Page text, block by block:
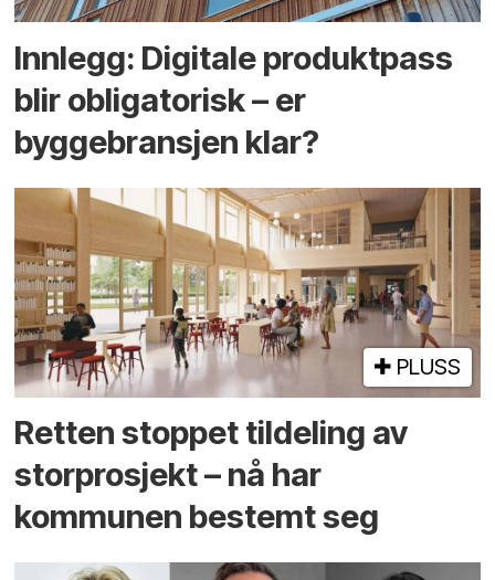
Innlegg: Digitale produktpass
blir obligatorisk – er
byggebransjen klar?
PLUSS
Retten stoppet tildeling av
storprosjekt – nå har
kommunen bestemt seg